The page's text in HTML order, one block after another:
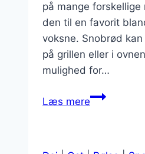
på mange
den til en favorit
voksne. Snobrød
på grillen eller i
mulighed for…
Læs mereSnobrødsdej